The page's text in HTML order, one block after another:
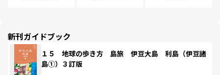
新刊ガイドブック
１５ 地球の歩き方 島旅 伊豆大島 利島（伊豆諸
島①）３訂版